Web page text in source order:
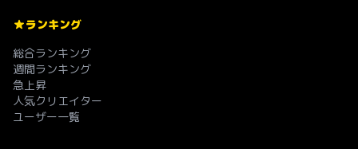
ランキング
総合ランキング
週間ランキング
急上昇
人気クリエイター
ユーザー一覧